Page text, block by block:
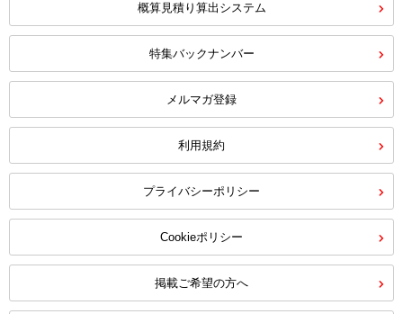
概算見積り算出システム
特集バックナンバー
メルマガ登録
利用規約
プライバシーポリシー
Cookieポリシー
掲載ご希望の方へ